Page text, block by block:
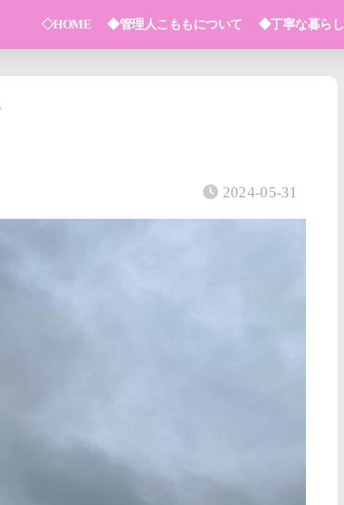
◇HOME ◆管理人こももについて ◆丁寧な暮らし
2024-05-31